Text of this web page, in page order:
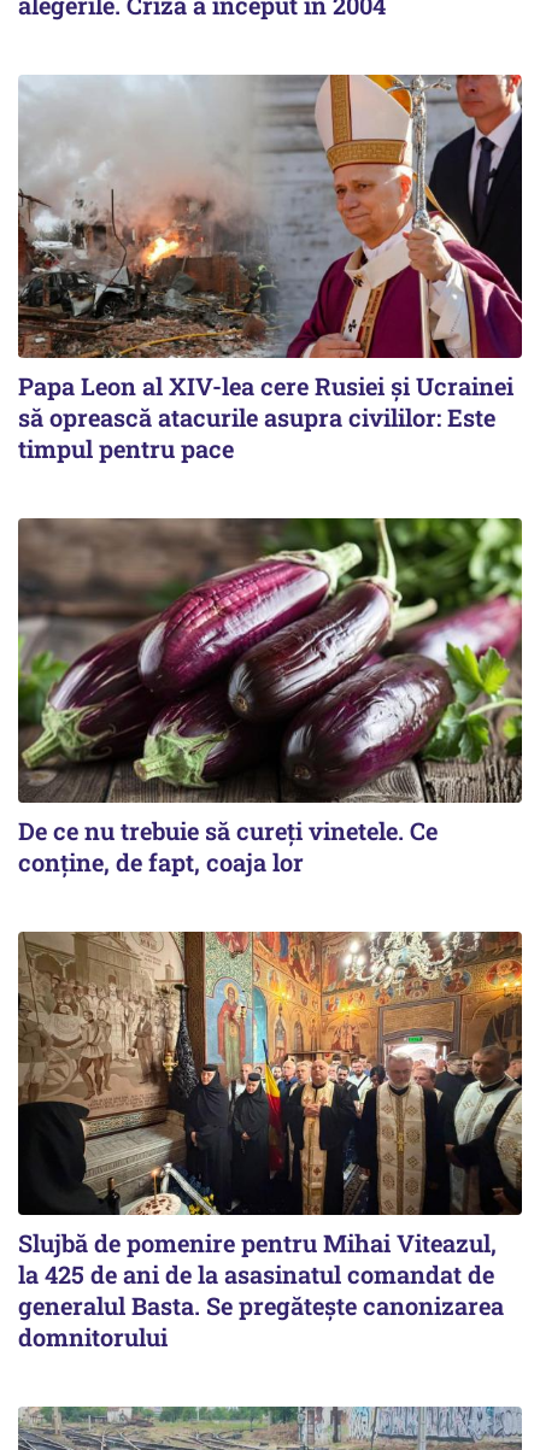
Papa Leon al XIV-lea cere Rusiei și Ucrainei
să oprească atacurile asupra civililor: Este
timpul pentru pace
De ce nu trebuie să cureți vinetele. Ce
conține, de fapt, coaja lor
Slujbă de pomenire pentru Mihai Viteazul,
la 425 de ani de la asasinatul comandat de
generalul Basta. Se pregătește canonizarea
domnitorului